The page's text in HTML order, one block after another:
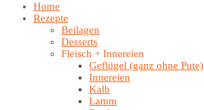
Home
Rezepte
Beilagen
Desserts
Fleisch + Innereien
Geflügel (ganz ohne Pute)
Innereien
Kalb
Lamm